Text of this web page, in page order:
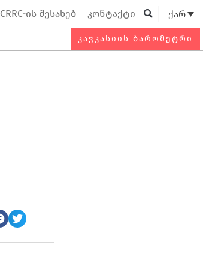
CRRC-ის შესახებ კონტაქტი ქარ
ᲙᲐᲕᲙᲐᲡᲘᲘᲡ ᲑᲐᲠᲝᲛᲔᲢᲠᲘ